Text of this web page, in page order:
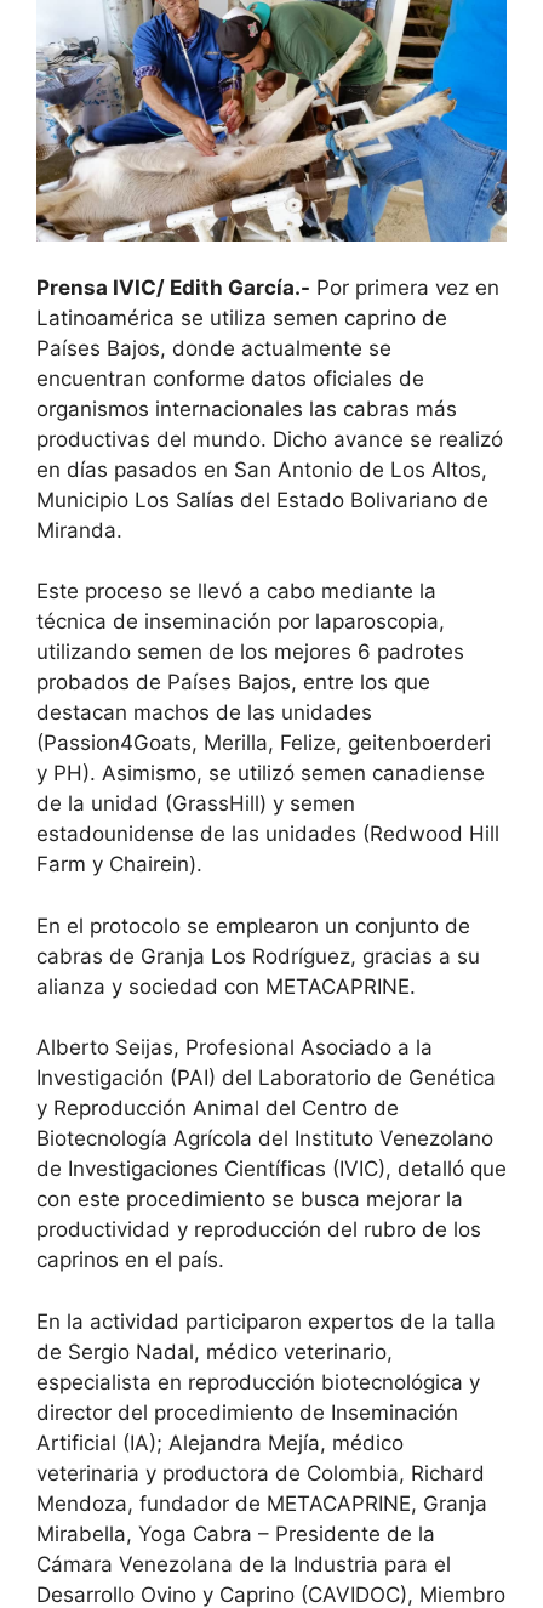
Prensa IVIC/ Edith García.- Por primera vez en
Latinoamérica se utiliza semen caprino de
Países Bajos, donde actualmente se
encuentran conforme datos oficiales de
organismos internacionales las cabras más
productivas del mundo. Dicho avance se realizó
en días pasados en San Antonio de Los Altos,
Municipio Los Salías del Estado Bolivariano de
Miranda.
Este proceso se llevó a cabo mediante la
técnica de inseminación por laparoscopia,
utilizando semen de los mejores 6 padrotes
probados de Países Bajos, entre los que
destacan machos de las unidades
(Passion4Goats, Merilla, Felize, geitenboerderi
y PH). Asimismo, se utilizó semen canadiense
de la unidad (GrassHill) y semen
estadounidense de las unidades (Redwood Hill
Farm y Chairein).
En el protocolo se emplearon un conjunto de
cabras de Granja Los Rodríguez, gracias a su
alianza y sociedad con METACAPRINE.
Alberto Seijas, Profesional Asociado a la
Investigación (PAI) del Laboratorio de Genética
y Reproducción Animal del Centro de
Biotecnología Agrícola del Instituto Venezolano
de Investigaciones Científicas (IVIC), detalló que
con este procedimiento se busca mejorar la
productividad y reproducción del rubro de los
caprinos en el país.
En la actividad participaron expertos de la talla
de Sergio Nadal, médico veterinario,
especialista en reproducción biotecnológica y
director del procedimiento de Inseminación
Artificial (IA); Alejandra Mejía, médico
veterinaria y productora de Colombia, Richard
Mendoza, fundador de METACAPRINE, Granja
Mirabella, Yoga Cabra – Presidente de la
Cámara Venezolana de la Industria para el
Desarrollo Ovino y Caprino (CAVIDOC), Miembro